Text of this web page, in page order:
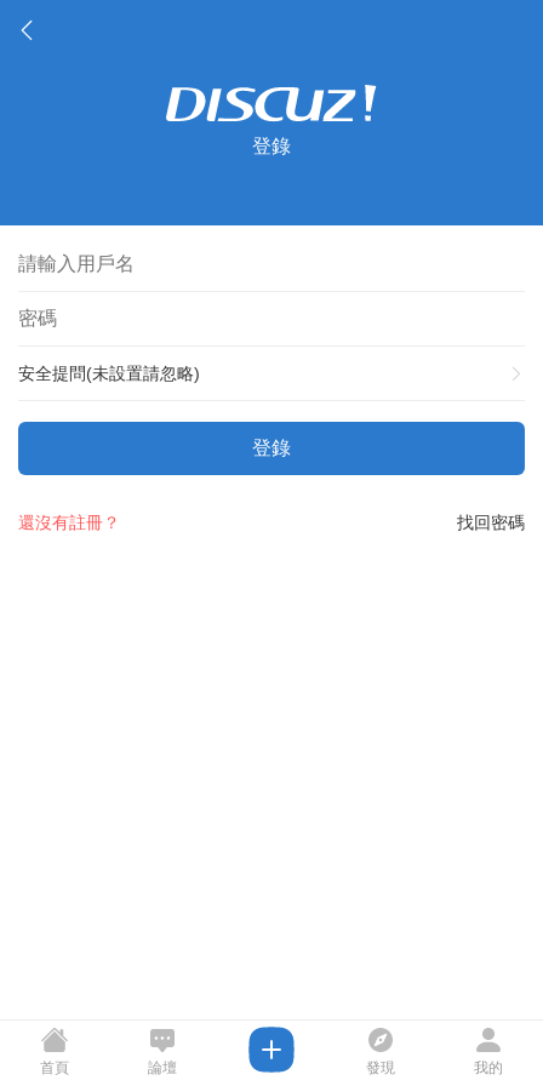
登錄
安全提問(未設置請忽略)
登錄
找回密碼
還沒有註冊？
首頁 論壇 發現 我的